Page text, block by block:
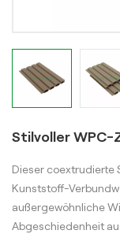
Stilvoller WPC-
Dieser coextrudierte
Kunststoff-
außergewöhnliche
Abgeschiedenheit